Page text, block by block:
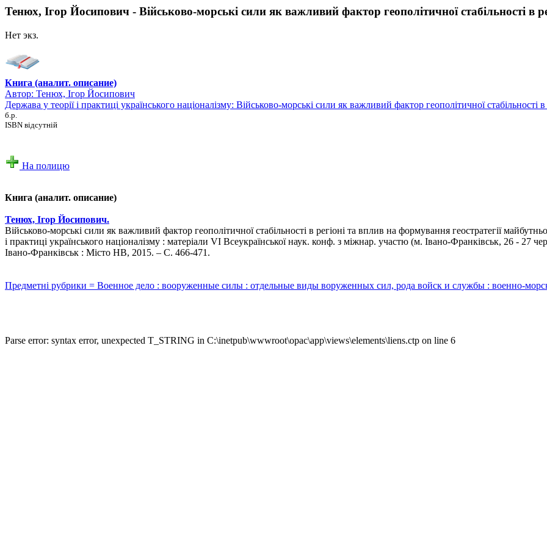
Тенюх, Ігор Йосипович - Військово-морські сили як важливий фактор геополітичної стабільності в
Нет экз.
Книга (аналит. описание)
Автор: Тенюх, Ігор Йосипович
Держава у теорії і практиці українського націоналізму: Військово-морські сили як важливий фактор геополітичної стабільності
б.р.
ISBN відсутній
На полицю
Книга (аналит. описание)
Тенюх, Ігор Йосипович.
Військово-морські сили як важливий фактор геополітичної стабільності в регіоні та вплив на формування геостратегії
і практиці українського націоналізму : матеріали VI Всеукраїнської наук. конф. з міжнар. участю (м. Івано-Франківськ, 26 - 27
Івано-Франківськ : Місто НВ, 2015. – С. 466-471.
Предметні рубрики = Военное дело : вооруженные силы : отдельные виды воруженных сил, рода войск и службы : военно-
Parse error: syntax error, unexpected T_STRING in C:\inetpub\wwwroot\opac\app\views\elements\liens.ctp on line 6